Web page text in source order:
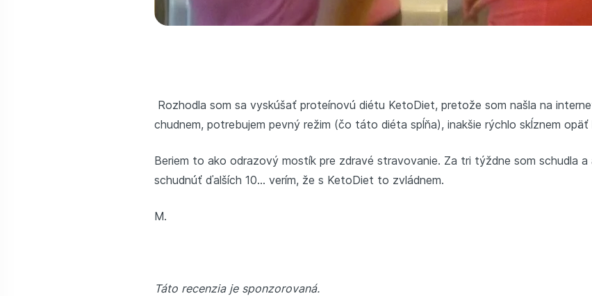
Rozhodla som sa vyskúšať proteínovú diétu KetoDiet, pretože som našla na
chudnem, potrebujem pevný režim (čo táto diéta spĺňa), inakšie rýchlo skĺznem opäť
Beriem to ako odrazový mostík pre zdravé stravovanie. Za tri týždne som schudla a
schudnúť ďalších 10... verím, že s KetoDiet to zvládnem.
M.
Táto recenzia je sponzorovaná.